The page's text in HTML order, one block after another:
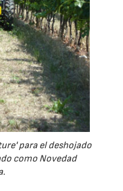
para el deshojado
como Novedad